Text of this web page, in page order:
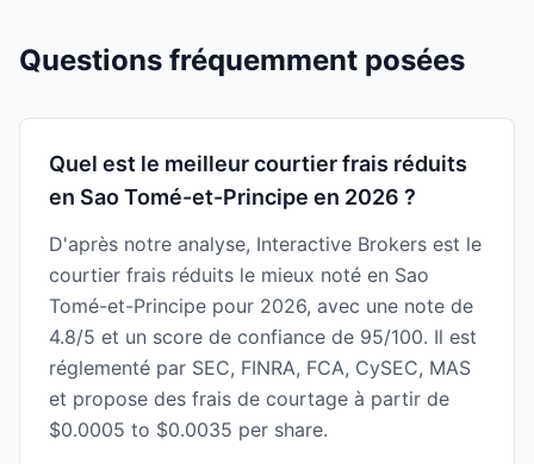
Questions fréquemment posées
Quel est le meilleur courtier frais réduits
en Sao Tomé-et-Principe en 2026 ?
D'après notre analyse, Interactive Brokers est le
courtier frais réduits le mieux noté en Sao
Tomé-et-Principe pour 2026, avec une note de
4.8/5 et un score de confiance de 95/100. Il est
réglementé par SEC, FINRA, FCA, CySEC, MAS
et propose des frais de courtage à partir de
$0.0005 to $0.0035 per share.